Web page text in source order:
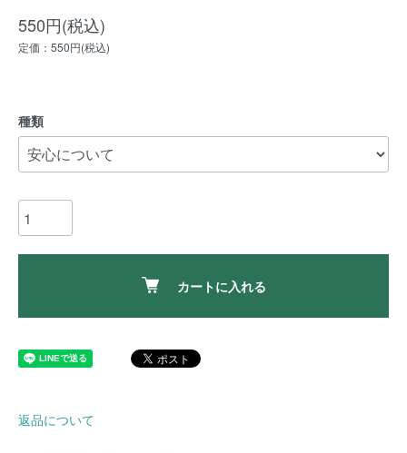
550円(税込)
定価：550円(税込)
種類
カートに入れる
返品について